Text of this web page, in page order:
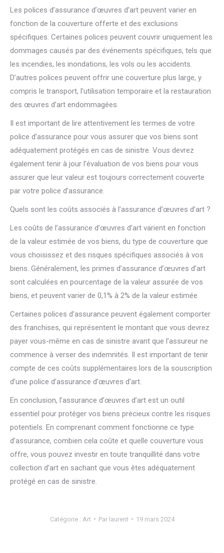
Les polices d’assurance d’œuvres d’art peuvent varier en
fonction de la couverture offerte et des exclusions
spécifiques. Certaines polices peuvent couvrir uniquement les
dommages causés par des événements spécifiques, tels que
les incendies, les inondations, les vols ou les accidents.
D’autres polices peuvent offrir une couverture plus large, y
compris le transport, l’utilisation temporaire et la restauration
des œuvres d’art endommagées.
Il est important de lire attentivement les termes de votre
police d’assurance pour vous assurer que vos biens sont
adéquatement protégés en cas de sinistre. Vous devrez
également tenir à jour l’évaluation de vos biens pour vous
assurer que leur valeur est toujours correctement couverte
par votre police d’assurance.
Quels sont les coûts associés à l’assurance d’œuvres d’art ?
Les coûts de l’assurance d’œuvres d’art varient en fonction
de la valeur estimée de vos biens, du type de couverture que
vous choisissez et des risques spécifiques associés à vos
biens. Généralement, les primes d’assurance d’œuvres d’art
sont calculées en pourcentage de la valeur assurée de vos
biens, et peuvent varier de 0,1% à 2% de la valeur estimée.
Certaines polices d’assurance peuvent également comporter
des franchises, qui représentent le montant que vous devrez
payer vous-même en cas de sinistre avant que l’assureur ne
commence à verser des indemnités. Il est important de tenir
compte de ces coûts supplémentaires lors de la souscription
d’une police d’assurance d’œuvres d’art.
En conclusion, l’assurance d’œuvres d’art est un outil
essentiel pour protéger vos biens précieux contre les risques
potentiels. En comprenant comment fonctionne ce type
d’assurance, combien cela coûte et quelle couverture vous
offre, vous pouvez investir en toute tranquillité dans votre
collection d’art en sachant que vous êtes adéquatement
protégé en cas de sinistre.
Catégorie : Art Par laurent 19 mars 2024